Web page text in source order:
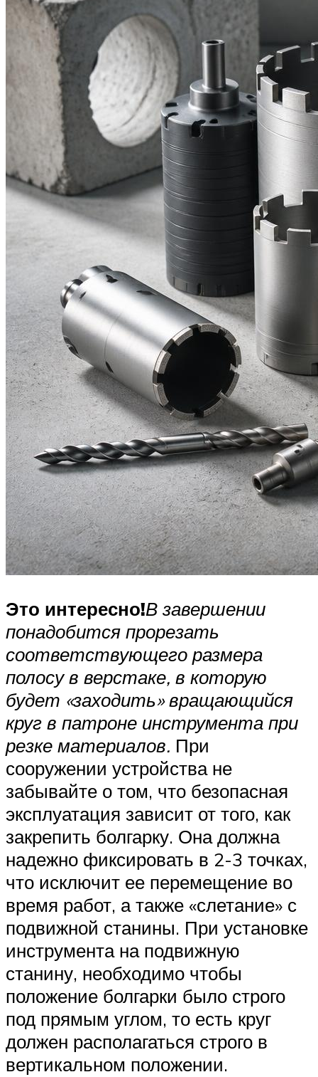
Это интересно!В завершении
понадобится прорезать
соответствующего размера
полосу в верстаке, в которую
будет «заходить» вращающийся
круг в патроне инструмента при
резке материалов. При
сооружении устройства не
забывайте о том, что безопасная
эксплуатация зависит от того, как
закрепить болгарку. Она должна
надежно фиксировать в 2-3 точках,
что исключит ее перемещение во
время работ, а также «слетание» с
подвижной станины. При установке
инструмента на подвижную
станину, необходимо чтобы
положение болгарки было строго
под прямым углом, то есть круг
должен располагаться строго в
вертикальном положении.